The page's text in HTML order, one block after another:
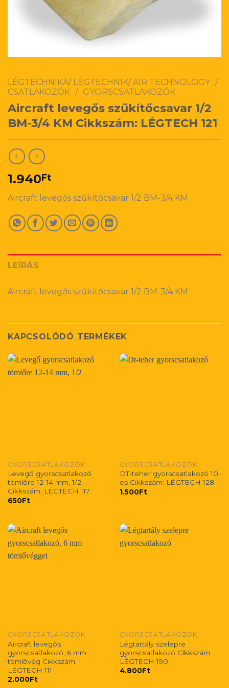
LÉGTECHNIKA/ LÉGTECHNIK/ AIR TECHNOLOGY /
CSATLAKOZÓK / GYORSCSATLAKOZÓK
Aircraft levegős szűkítőcsavar 1/2
BM-3/4 KM Cikkszám: LÉGTECH 121
1.940Ft
Aircraft levegős szűkítőcsavar 1/2 BM-3/4 KM
LEÍRÁS
Aircraft levegős szűkítőcsavar 1/2 BM-3/4 KM
KAPCSOLÓDÓ TERMÉKEK
GYORSCSATLAKOZÓK
Levegő gyorscsatlakozó
tömlőre 12-14 mm, 1/2
Cikkszám: LÉGTECH 117
650Ft
GYORSCSATLAKOZÓK
DT-teher gyorscsatlakozó 10-
es Cikkszám: LÉGTECH 128
1.500Ft
GYORSCSATLAKOZÓK
Aircraft levegős
gyorscsatlakozó, 6 mm
tömlővég Cikkszám:
LÉGTECH 111
2.000Ft
GYORSCSATLAKOZÓK
Légtartály szelepre
gyorscsatlakozó Cikkszám:
LÉGTECH 190
4.800Ft